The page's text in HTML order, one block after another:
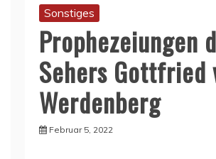
Sonstiges
Prophezeiungen
Sehers Gottfried
Werdenberg
Februar 5, 2022